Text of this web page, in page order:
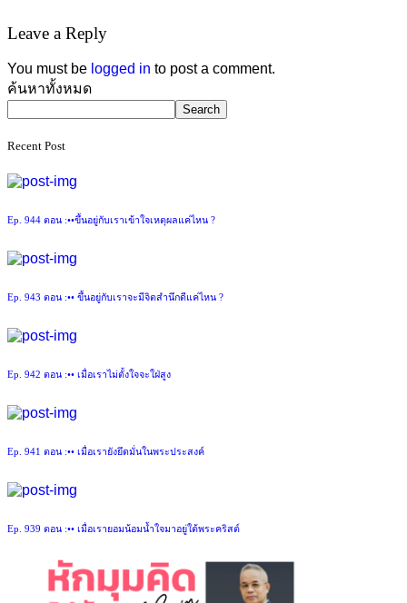
Leave a Reply
You must be logged in to post a comment.
Asides
ค้นหาทั้งหมด
Search
Recent Post
Ep. 944 ตอน :••ขึ้นอยู่กับเราเข้าใจเหตุผลแค่ไหน ?
Ep. 943 ตอน :•• ขึ้นอยู่กับเราจะมีจิตสำนึกดีแค่ไหน ?
Ep. 942 ตอน :•• เมื่อเราไม่ตั้งใจจะใฝ่สูง
Ep. 941 ตอน :•• เมื่อเรายังยึดมั่นในพระประสงค์
Ep. 939 ตอน :•• เมื่อเรายอมน้อมน้ำใจมาอยู่ใต้พระคริสต์